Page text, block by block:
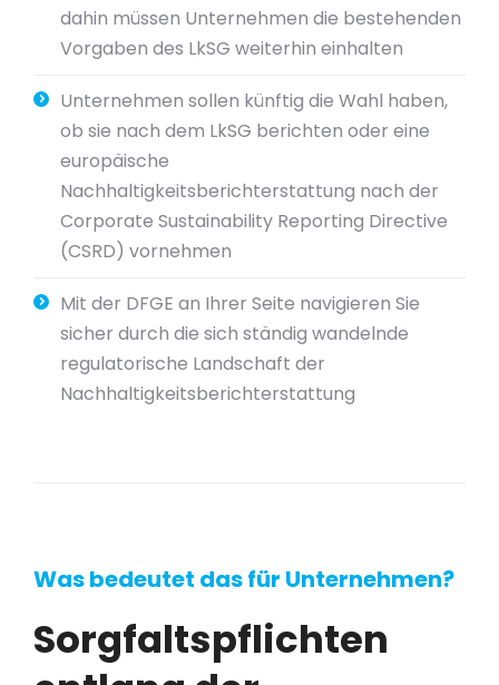
dahin müssen Unternehmen die bestehenden
Vorgaben des LkSG weiterhin einhalten
Unternehmen sollen künftig die Wahl haben,
ob sie nach dem LkSG berichten oder eine
europäische
Nachhaltigkeitsberichterstattung nach der
Corporate Sustainability Reporting Directive
(CSRD) vornehmen
Mit der DFGE an Ihrer Seite navigieren Sie
sicher durch die sich ständig wandelnde
regulatorische Landschaft der
Nachhaltigkeitsberichterstattung
Was bedeutet das für Unternehmen?
Sorgfaltspflichten